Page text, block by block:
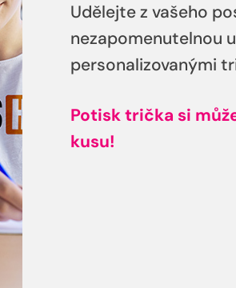
Udělejte z vašeho
nezapomenutelnou
personalizovanými
Potisk trička si
kusu!